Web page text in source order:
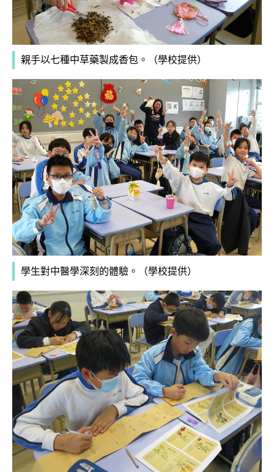
親手以七種中草藥製成香包。（學校提供）
學生對中醫學深刻的體驗。 （學校提供）